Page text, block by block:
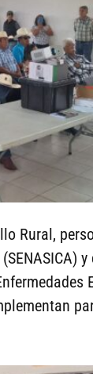
Rural,